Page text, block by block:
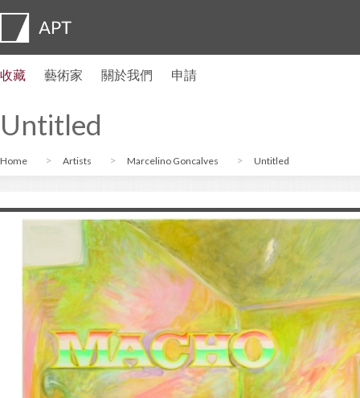
收藏 藝術家 關於我們 申請
Untitled
Home Artists Marcelino Goncalves Untitled